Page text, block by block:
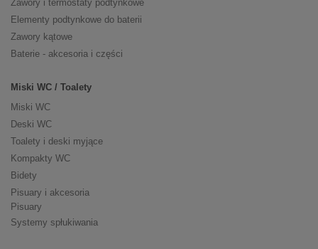
Zawory i termostaty podtynkowe
Elementy podtynkowe do baterii
Zawory kątowe
Baterie - akcesoria i części
Miski WC / Toalety
Miski WC
Deski WC
Toalety i deski myjące
Kompakty WC
Bidety
Pisuary i akcesoria
Pisuary
Systemy spłukiwania